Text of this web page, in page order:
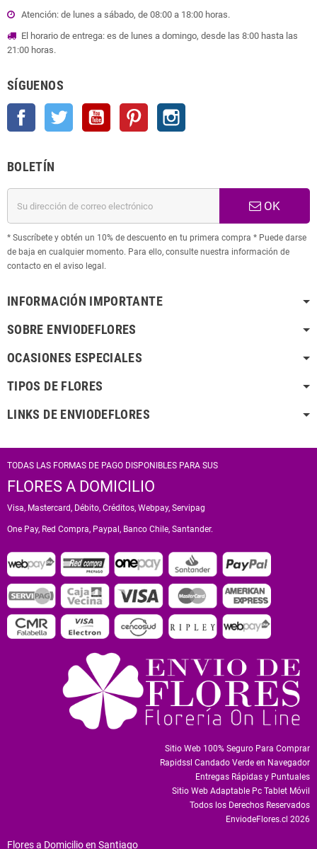
Atención: de lunes a sábado, de 08:00 a 18:00 horas.
El horario de entrega: es de lunes a domingo, desde las 8:00 hasta las
21:00 horas.
SÍGUENOS
Facebook Twitter YouTube Pinterest
BOLETÍN
OK
* Suscríbete y obtén un 10% de descuento en tu primera compra * Puede darse
de baja en cualquier momento. Para ello, consulte nuestra información de
contacto en el aviso legal.
INFORMACIÓN IMPORTANTE
SOBRE ENVIODEFLORES
OCASIONES ESPECIALES
TIPOS DE FLORES
LINKS DE ENVIODEFLORES
TODAS LAS FORMAS DE PAGO DISPONIBLES PARA SUS
FLORES A DOMICILIO
Visa, Mastercard, Débito, Créditos, Webpay, Servipag
One Pay, Red Compra, Paypal, Banco Chile, Santander.
Sitio Web 100% Seguro Para Comprar
Rapidssl Candado Verde en Navegador
Entregas Rápidas y Puntuales
Sitio Web Adaptable Pc Tablet Móvil
Todos los Derechos Reservados
EnviodeFlores.cl 2026
Flores a Domicilio en Santiago